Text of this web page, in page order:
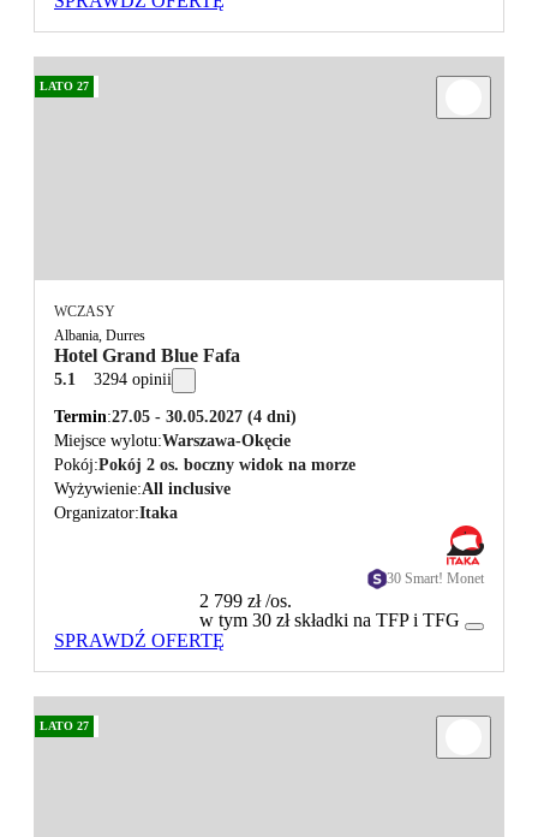
LATO 27
WCZASY
Albania, Durres
Hotel Grand Blue Fafa
5.1 3294 opinii
Termin 27.05 - 30.05.2027 (4 dni)
Miejsce wylotu Warszawa-Okęcie
Pokój Pokój 2 os. boczny widok na morze
Wyżywienie All inclusive
Organizator Itaka
30 Smart! Monet
2 799 zł/os.
w tym 30 zł składki na TFP i TFG
SPRAWDŹ OFERTĘ
LATO 27